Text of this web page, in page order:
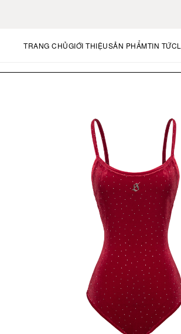
TRANG CHỦGIỚI THIỆUSẢN PHẨMTIN TỨC